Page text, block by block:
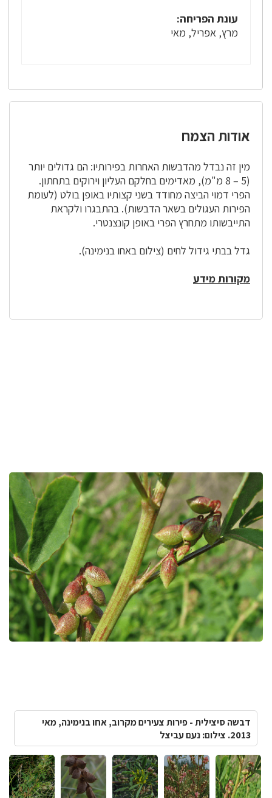
עונת הפריחה:
מרץ, אפריל, מאי
אודות הצמח
מין זה נבדל מהדבשות האחרות בפירותיו: הם גדולים יותר
(5 – 8 מ"מ), מאדימים בחלקם העליון וירוקים בתחתון.
הפרי דמוי הביצה מחודד בשני קצותיו באופן בולט (לעומת
הפירות העגולים בשאר הדבשות). בהתבגרו ולקראת
התייבשותו מתחרץ הפרי באופן קונצנטרי.
גדל בבתי גידול לחים (צילום באחו בנימינה).
מקורות מידע
דבשה סיצילית - פירות צעירים מקרוב, אחו בנימינה, מאי
2013. צילום: נעם עביצל